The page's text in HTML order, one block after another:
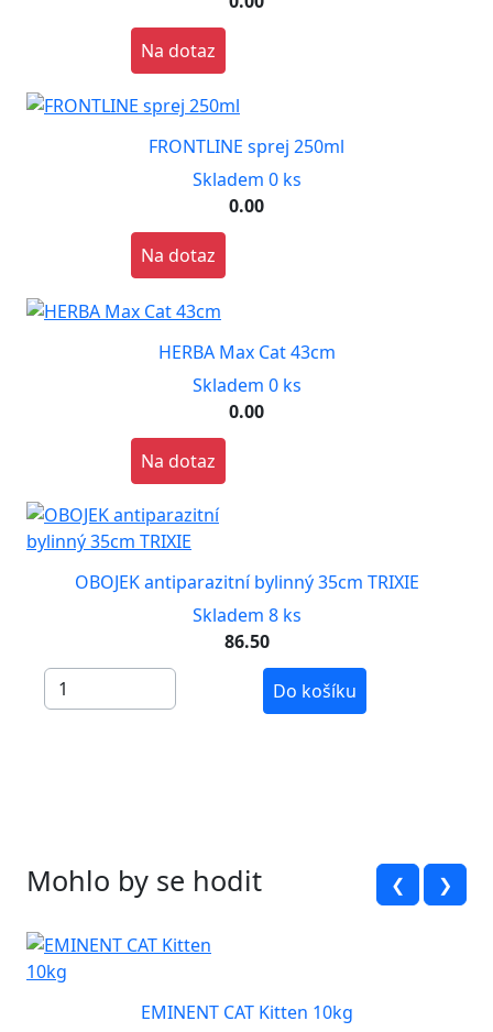
Na dotaz
FRONTLINE sprej 250ml
Skladem 0 ks
0.00
Na dotaz
HERBA Max Cat 43cm
Skladem 0 ks
0.00
Na dotaz
OBOJEK antiparazitní bylinný 35cm TRIXIE
Skladem 8 ks
86.50
Do košíku
Mohlo by se hodit ❮ ❯
EMINENT CAT Kitten 10kg